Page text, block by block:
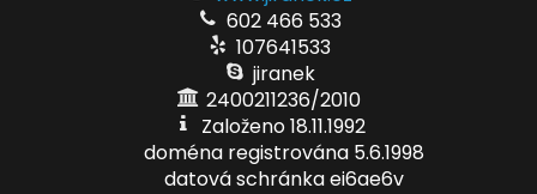
602 466 533
107641533
jiranek
2400211236/2010
Založeno 18.11.1992
doména registrována 5.6.1998
datová schránka ei6ae6v